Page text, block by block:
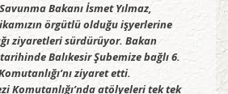
Bakanı İsmet Yılmaz,
örgütlü olduğu işyerlerine
ziyaretleri sürdürüyor. Bakan
Balıkesir Şubemize bağlı 6.
ziyaret etti.
Komutanlığı’nda atölyeleri tek tek